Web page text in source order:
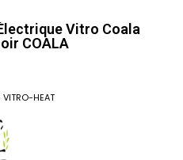
Vitro Coala
COALA
VITRO-HEAT